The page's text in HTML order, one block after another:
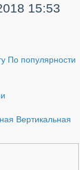
15:53
По популярности
Вертикальная